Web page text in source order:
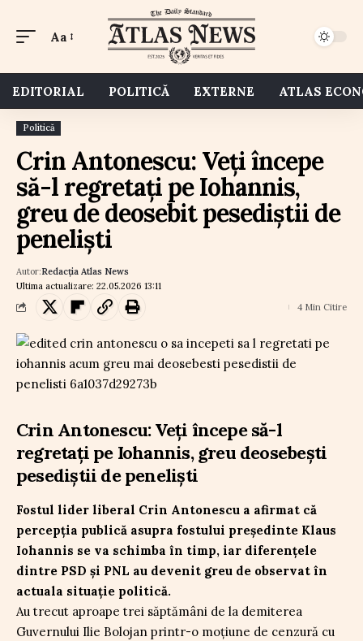
Aa
EDITORIAL POLITICĂ EXTERNE ATLAS
Politică
Crin Antonescu: Veți începe
să-l regretați pe Iohannis,
greu de deosebit pesediștii de
peneliști
Ultima actualizare: 22.05.2026 13:11
Autor:Redacția Atlas News
4 Min Citire
Crin Antonescu: Veți începe să-l
regretați pe Iohannis, greu deosebești
pesediștii de peneliști
Fostul lider liberal Crin Antonescu a afirmat că
percepția publică asupra fostului președinte Klaus
Iohannis se va schimba în timp, iar diferențele
dintre PSD și PNL au devenit greu de observat în
actuala situație politică.
Au trecut aproape trei săptămâni de la demiterea
Guvernului Ilie Bolojan printr-o moțiune de cenzură cu